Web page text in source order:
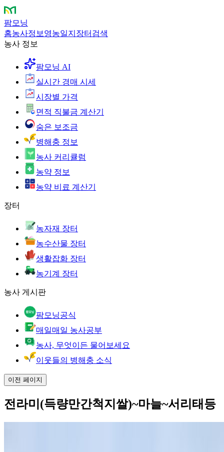
팜모닝
홈농사정보 영농일지 장터 검색
농사 정보
팜모닝 AI
실시간 경매 시세
시장별 가격
면적 직불금 계산기
숨은 보조금
병해충 정보
농사 커리큘럼
농약 정보
농약 비료 계산기
장터
농자재 장터
농수산물 장터
생활잡화 장터
농기계 장터
농사 게시판
팜모닝공식
매일매일 농사공부
농사, 무엇이든 물어보세요
이웃들의 병해충 소식
이전 페이지
전라미(득량만간척지쌀)~마늘~서리태등